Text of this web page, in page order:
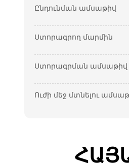
Ընդունման ամսաթիվ
Ստորագրող մարմին
Ստորագրման ամսաթիվ
Ուժի մեջ մտնելու